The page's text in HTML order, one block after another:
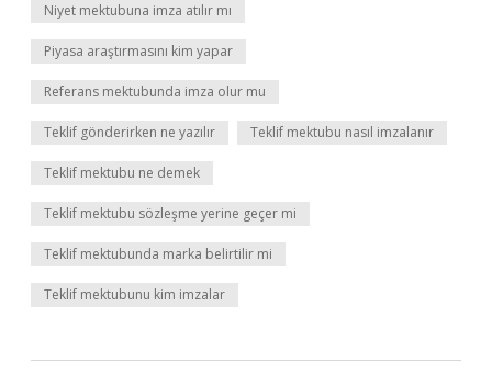
Niyet mektubuna imza atılır mı
Piyasa araştırmasını kim yapar
Referans mektubunda imza olur mu
Teklif gönderirken ne yazılır Teklif mektubu nasıl imzalanır
Teklif mektubu ne demek
Teklif mektubu sözleşme yerine geçer mi
Teklif mektubunda marka belirtilir mi
Teklif mektubunu kim imzalar